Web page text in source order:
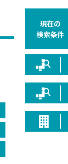
現在の
検索条件